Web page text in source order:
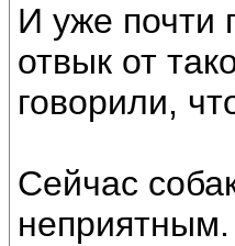
И уже почти
отвык от
говорили,
Сейчас